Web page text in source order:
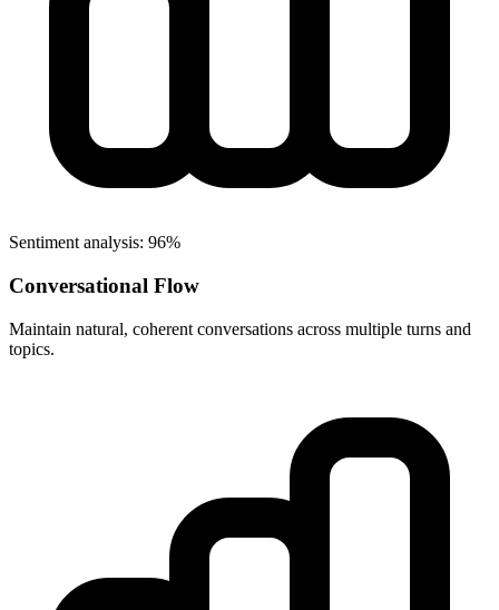
Sentiment analysis: 96%
Conversational Flow
Maintain natural, coherent conversations across multiple turns and
topics.